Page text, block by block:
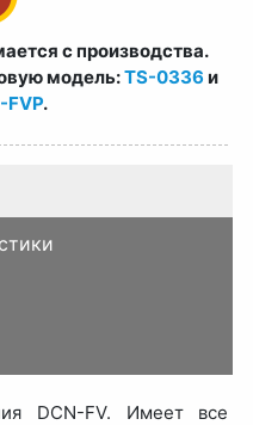
с производства.
модель:TS-0336 и
FVP.
DCN-FV. Имеет все